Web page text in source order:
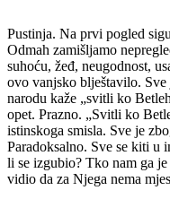
Pustinja. Na prvi pogled
Odmah zamišljamo
suhoću, žeđ, neugodnost,
ovo vanjsko blještavilo. Sve
narodu kaže „svitli ko
opet. Prazno. „Svitli ko
istinskoga smisla. Sve je
Paradoksalno. Sve se kiti u
li se izgubio? Tko nam ga
vidio da za Njega nema